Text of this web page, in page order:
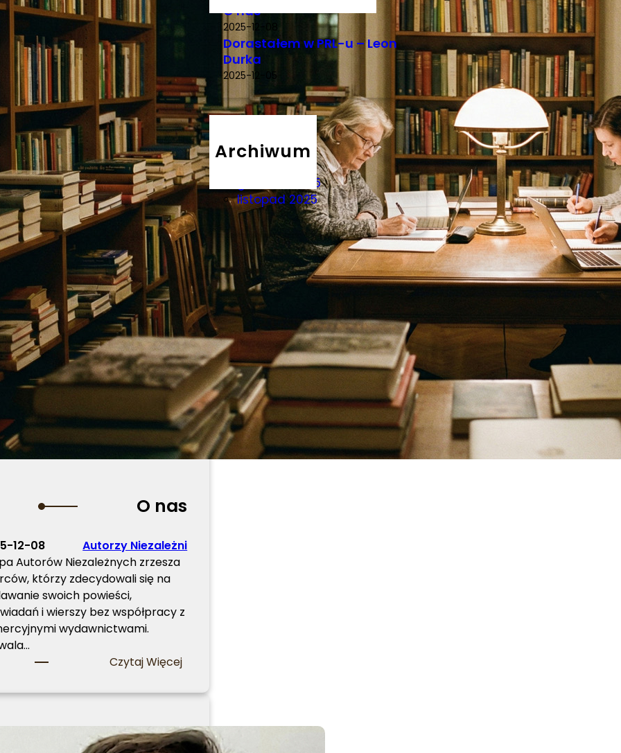
O nas
12-08
Autorzy Niezależni
Autorów Niezależnych zrzesza
którzy zdecydowali się na
swoich powieści,
i wierszy bez współpracy z
wydawnictwami.
Czytaj Więcej:
n
s
O nas
2025-12-08
Dorastałem w PRL-u – Leon
Durka
2025-12-05
Archiwum
grudzień 2025
listopad 2025